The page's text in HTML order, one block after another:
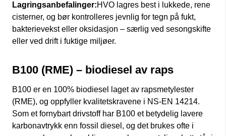
Lagringsanbefalinger:HVO lagres best i lukkede, rene
cisterner, og bør kontrolleres jevnlig for tegn på fukt,
bakterievekst eller oksidasjon – særlig ved sesongskifte
eller ved drift i fuktige miljøer.
B100 (RME) – biodiesel av raps
B100 er en 100% biodiesel laget av rapsmetylester
(RME), og oppfyller kvalitetskravene i NS-EN 14214.
Som et fornybart drivstoff har B100 et betydelig lavere
karbonavtrykk enn fossil diesel, og det brukes ofte i